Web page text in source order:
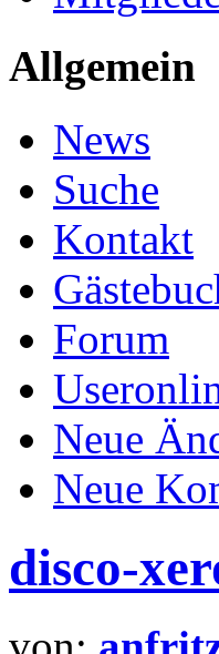
Allgemein
News
Suche
Kontakt
Forum
Neue
Neue
disco-